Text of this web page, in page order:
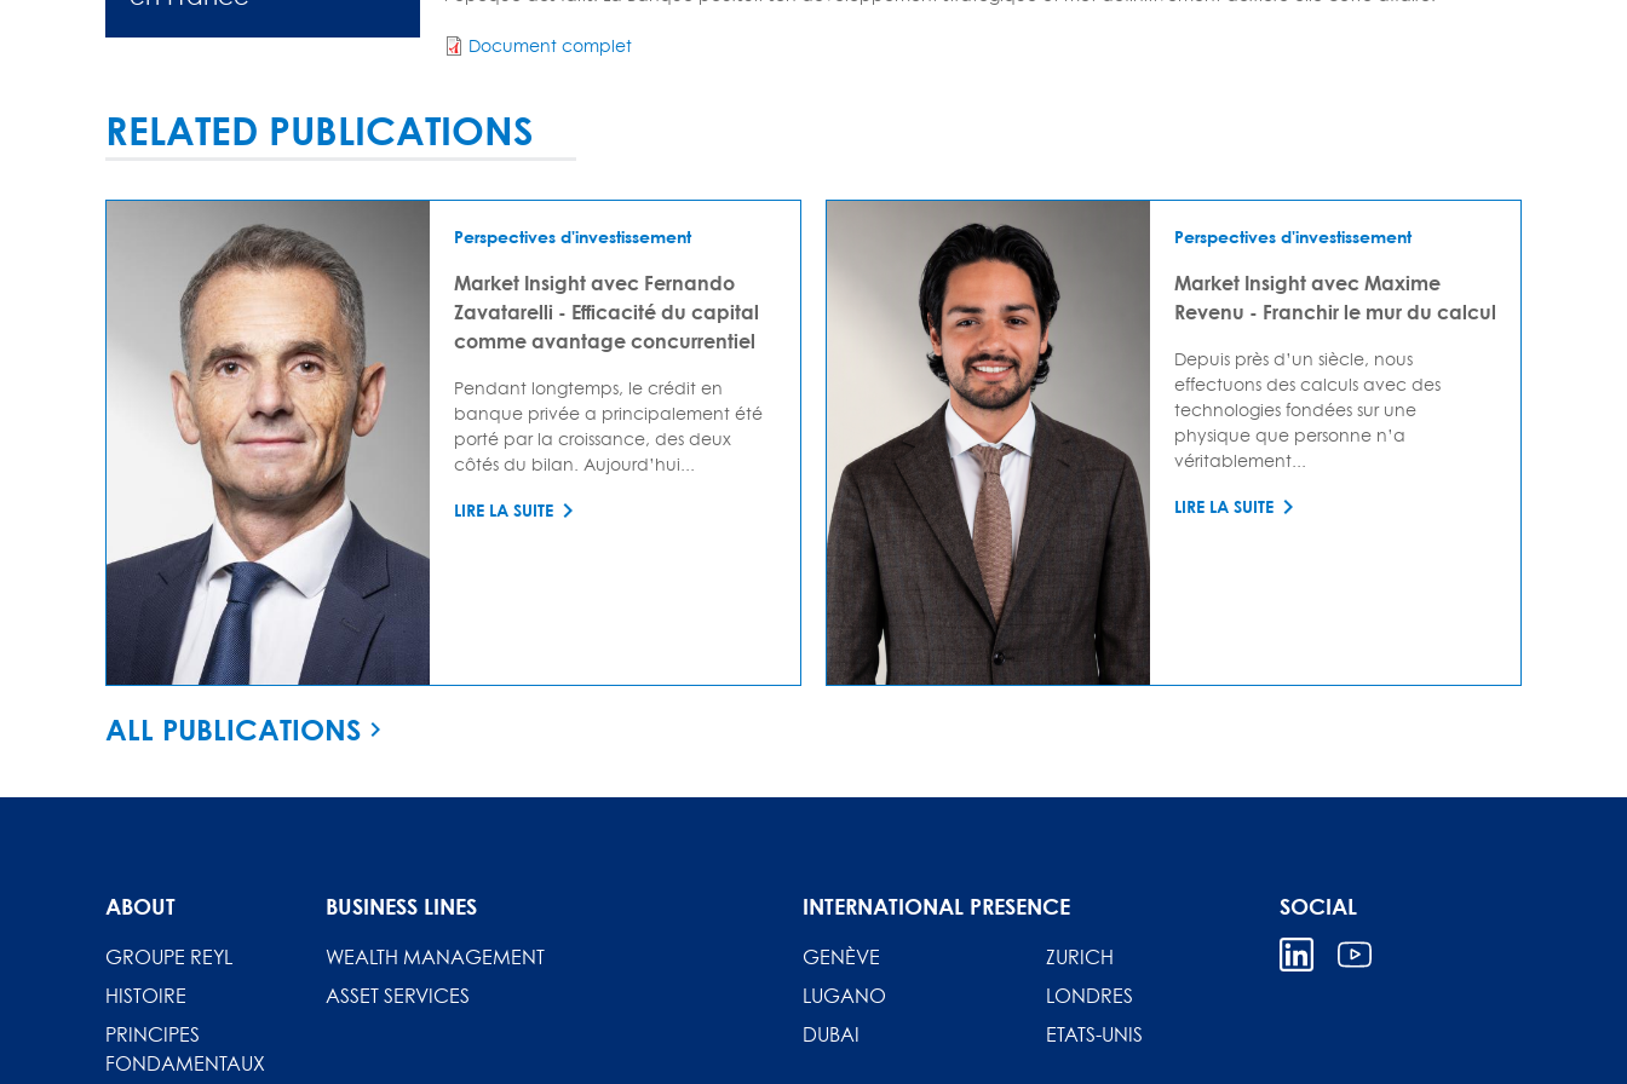
Document complet
RELATED PUBLICATIONS
Perspectives d'investissement
Market Insight avec Fernando
Zavatarelli - Efficacité du capital
comme avantage concurrentiel
Pendant longtemps, le crédit en
banque privée a principalement été
porté par la croissance, des deux
côtés du bilan. Aujourd’hui...
LIRE LA SUITE
Perspectives d'investissement
Market Insight avec Maxime
Revenu - Franchir le mur du calcul
Depuis près d’un siècle, nous
effectuons des calculs avec des
technologies fondées sur une
physique que personne n’a
véritablement...
LIRE LA SUITE
ALL PUBLICATIONS
ABOUT
GROUPE REYL
HISTOIRE
PRINCIPES
FONDAMENTAUX
BUSINESS LINES
WEALTH MANAGEMENT
ASSET SERVICES
INTERNATIONAL PRESENCE
GENÈVE
ZURICH
LUGANO
LONDRES
DUBAI
ETATS-UNIS
SOCIAL